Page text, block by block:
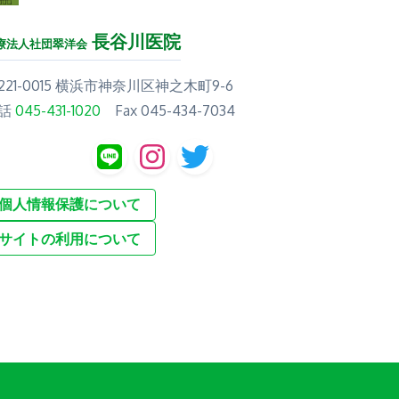
法人社団翠洋会 長谷川医院
0015 横浜市神奈川区神之木町9-6
045-431-1020 Fax 045-434-7034
人情報保護について
イトの利用について